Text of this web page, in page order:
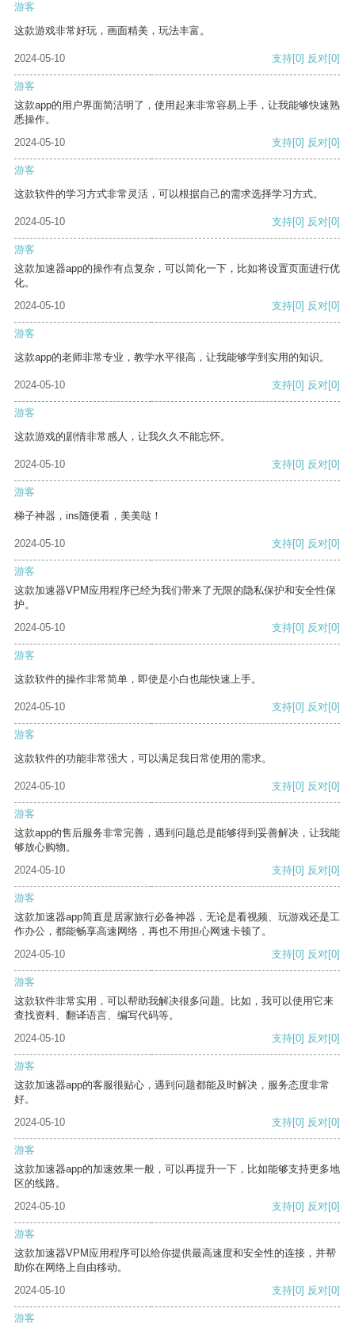
游客
这款游戏非常好玩，画面精美，玩法丰富。
2024-05-10 支持[0] 反对[0]
游客
这款app的用户界面简洁明了，使用起来非常容易上手，让我能够快速熟
悉操作。
2024-05-10
支持[0] 反对[0]
游客
这款软件的学习方式非常灵活，可以根据自己的需求选择学习方式。
2024-05-10 支持[0] 反对[0]
游客
这款加速器app的操作有点复杂，可以简化一下，比如将设置页面进行优
化。
2024-05-10
支持[0] 反对[0]
游客
这款app的老师非常专业，教学水平很高，让我能够学到实用的知识。
2024-05-10 支持[0] 反对[0]
游客
这款游戏的剧情非常感人，让我久久不能忘怀。
2024-05-10 支持[0] 反对[0]
游客
梯子神器，ins随便看，美美哒！
2024-05-10 支持[0] 反对[0]
游客
这款加速器VPM应用程序已经为我们带来了无限的隐私保护和安全性保
护。
2024-05-10
支持[0] 反对[0]
游客
这款软件的操作非常简单，即使是小白也能快速上手。
2024-05-10 支持[0] 反对[0]
游客
这款软件的功能非常强大，可以满足我日常使用的需求。
2024-05-10 支持[0] 反对[0]
游客
这款app的售后服务非常完善，遇到问题总是能够得到妥善解决，让我能
够放心购物。
2024-05-10
支持[0] 反对[0]
游客
这款加速器app简直是居家旅行必备神器，无论是看视频、玩游戏还是工
作办公，都能畅享高速网络，再也不用担心网速卡顿了。
2024-05-10
支持[0] 反对[0]
游客
这款软件非常实用，可以帮助我解决很多问题。比如，我可以使用它来
查找资料、翻译语言、编写代码等。
2024-05-10
支持[0] 反对[0]
游客
这款加速器app的客服很贴心，遇到问题都能及时解决，服务态度非常
好。
2024-05-10
支持[0] 反对[0]
游客
这款加速器app的加速效果一般，可以再提升一下，比如能够支持更多地
区的线路。
2024-05-10
支持[0] 反对[0]
游客
这款加速器VPM应用程序可以给你提供最高速度和安全性的连接，并帮
助你在网络上自由移动。
2024-05-10
支持[0] 反对[0]
游客